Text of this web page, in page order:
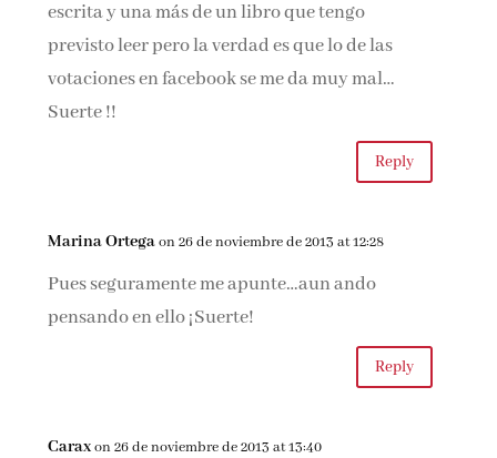
escrita y una más de un libro que tengo
previsto leer pero la verdad es que lo de las
votaciones en facebook se me da muy mal…
Suerte !!
Reply
Marina Ortegaon 26 de noviembre de 2013 at 12:28
Pues seguramente me apunte…aun ando
pensando en ello ¡Suerte!
Reply
Caraxon 26 de noviembre de 2013 at 13:40